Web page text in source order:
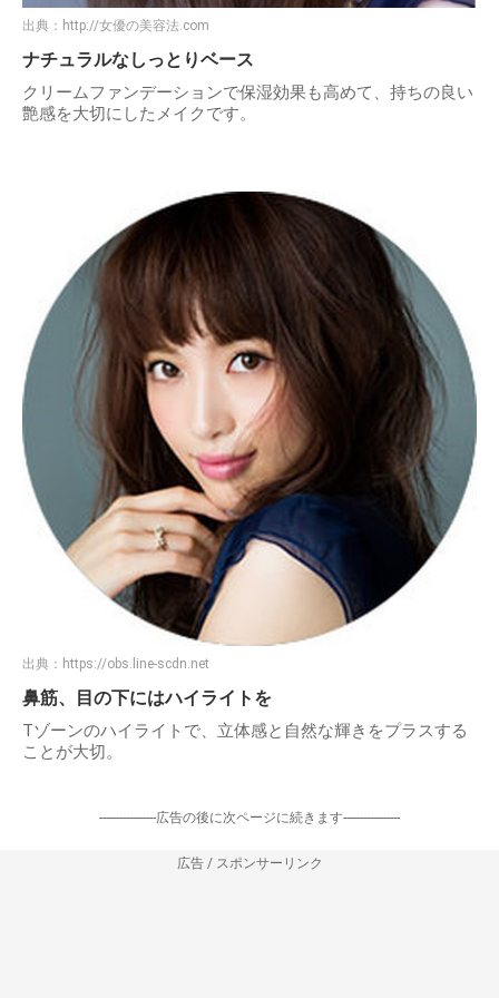
出典： http://女優の美容法.com
ナチュラルなしっとりベース
クリームファンデーションで保湿効果も高めて、持ちの良い
艶感を大切にしたメイクです。
出典： https://obs.line-scdn.net
鼻筋、目の下にはハイライトを
Tゾーンのハイライトで、立体感と自然な輝きをプラスする
ことが大切。
-----------------広告の後に次ページに続きます-----------------
広告 / スポンサーリンク